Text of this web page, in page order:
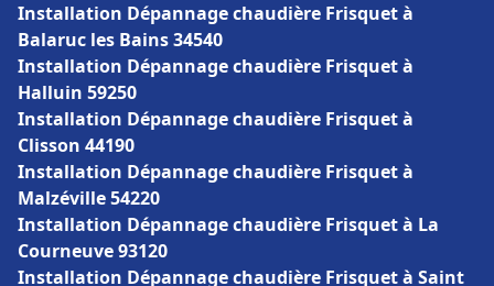
Installation Dépannage chaudière Frisquet à
Balaruc les Bains 34540
Installation Dépannage chaudière Frisquet à
Halluin 59250
Installation Dépannage chaudière Frisquet à
Clisson 44190
Installation Dépannage chaudière Frisquet à
Malzéville 54220
Installation Dépannage chaudière Frisquet à La
Courneuve 93120
Installation Dépannage chaudière Frisquet à Saint